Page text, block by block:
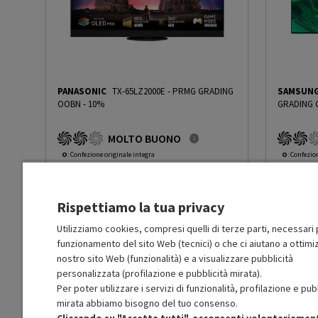
No
Borderless
Design Curvo
Stabilità immagine (Hz) 120
Specifiche stabilità immagine Dolby Vision / HDR10 / HLG
Processore Video a11 Gen2 con AI
PANASONIC TX-65LZ2000E - PRMG GRADING
OOBN - 10%
MOLTO BUONO
O: Confezione originale integra
O: Accessori principali presenti
Prodotto Nuovo 3399.99 -10%
Ricondizionato Prezzo ridotto da
3059.99a-50%
In Promozione 1529.99
Aggiungi al carrello
GRADING
O:
O:
In
Rispettiamo la tua privacy
Utilizziamo cookies, compresi quelli di terze parti, necessari
funzionamento del sito Web (tecnici) o che ci aiutano a
nostro sito Web (funzionalità) e a visualizzare pubblicità
personalizzata (profilazione e pubblicità mirata).
Per poter utilizzare i servizi di funzionalità, profilazione e
mirata abbiamo bisogno del tuo consenso.